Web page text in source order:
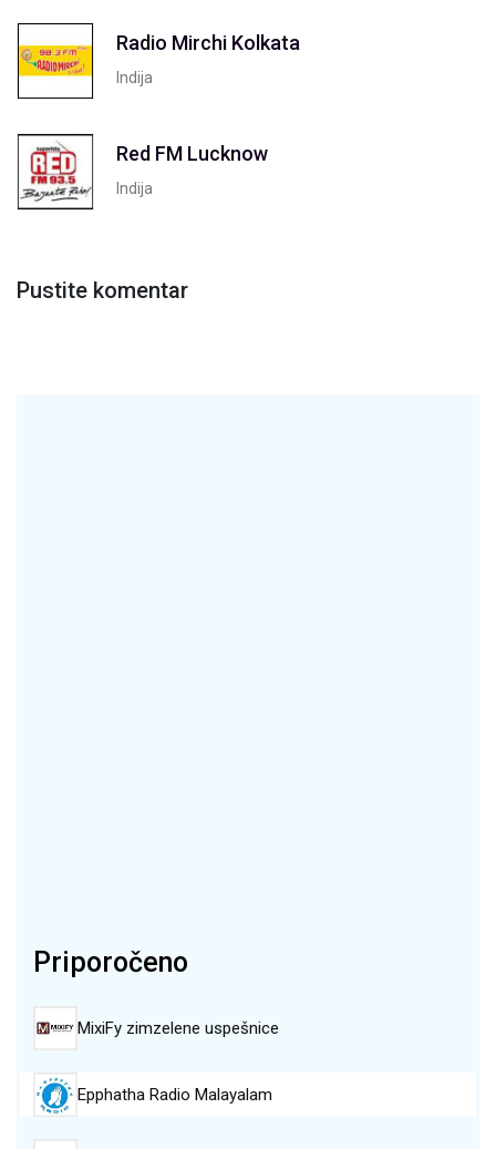
Radio Mirchi Kolkata
Indija
Red FM Lucknow
Indija
Pustite komentar
Priporočeno
MixiFy zimzelene uspešnice
Epphatha Radio Malayalam